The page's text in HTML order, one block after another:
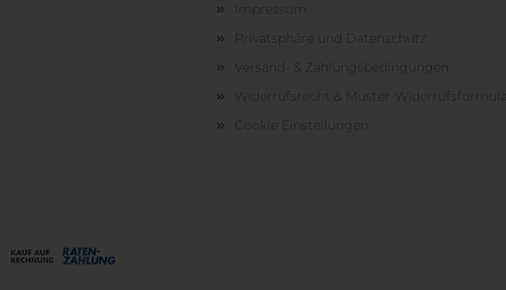
Impressum
Privatsphäre und Datenschutz
Versand- & Zahlungsbedingungen
Widerrufsrecht & Muster-Widerrufsformular
Cookie Einstellungen